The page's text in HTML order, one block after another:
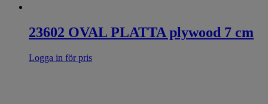
23602 OVAL PLATTA plywood 7 cm
Logga in för pris